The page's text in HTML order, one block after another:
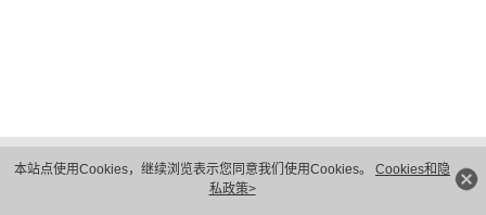
本站点使用Cookies，继续浏览表示您同意我们使用Cookies。 Cookies和隐
私政策>
隐私保护
法律声明